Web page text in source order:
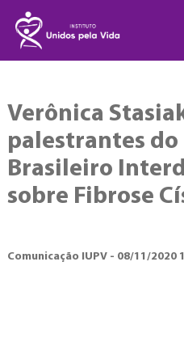
Verônica
palestrantes do
Brasileiro
sobre Fibrose
Comunicação IUPV - 08/11/2020